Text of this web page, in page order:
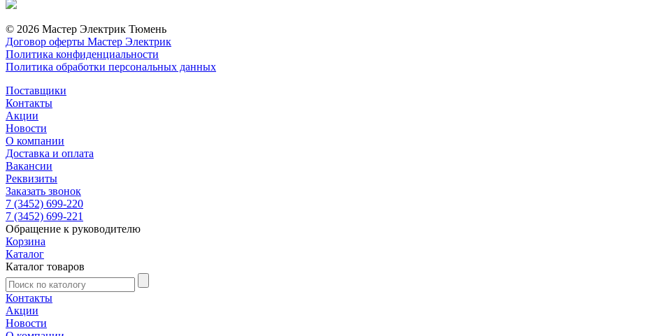
© 2026 Мастер Электрик Тюмень
Договор оферты Мастер Электрик
Политика конфиденциальности
Политика обработки персональных данных
Поставщики
Контакты
Акции
Новости
О компании
Доставка и оплата
Вакансии
Реквизиты
Заказать звонок
7 (3452) 699-220
7 (3452) 699-221
Обращение к руководителю
Корзина
Каталог
Каталог товаров
Контакты
Акции
Новости